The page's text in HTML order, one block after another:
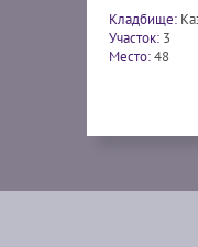
Кладбище:
Участок: 3
Место:48